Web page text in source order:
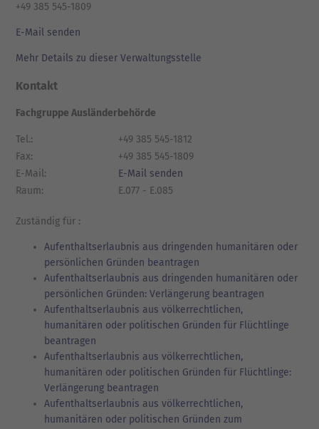
+49 385 545-1809
E-Mail senden
Mehr Details zu dieser Verwaltungsstelle
Kontakt
Fachgruppe Ausländerbehörde
Tel.:
+49 385 545-1812
Fax:
+49 385 545-1809
E-Mail:
E-Mail senden
Raum:
E.077 - E.085
Zuständig für :
Aufenthaltserlaubnis aus dringenden humanitären oder
persönlichen Gründen beantragen
Aufenthaltserlaubnis aus dringenden humanitären oder
persönlichen Gründen: Verlängerung beantragen
Aufenthaltserlaubnis aus völkerrechtlichen,
humanitären oder politischen Gründen für Flüchtlinge
beantragen
Aufenthaltserlaubnis aus völkerrechtlichen,
humanitären oder politischen Gründen für Flüchtlinge:
Verlängerung beantragen
Aufenthaltserlaubnis aus völkerrechtlichen,
humanitären oder politischen Gründen zum